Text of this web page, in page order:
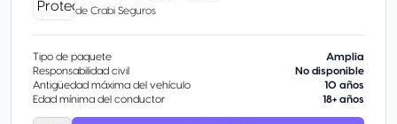
de Crabi Seguros
Tipo de paquete
Amplia
Responsabilidad civil
No disponible
Antigüedad máxima del vehículo
10 años
Edad mínima del conductor
18+ años